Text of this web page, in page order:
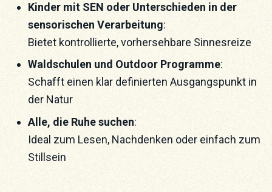
Kinder mit SEN oder Unterschieden in der
sensorischen Verarbeitung:
Bietet kontrollierte, vorhersehbare Sinnesreize
Waldschulen und Outdoor Programme:
Schafft einen klar definierten Ausgangspunkt in
der Natur
Alle, die Ruhe suchen:
Ideal zum Lesen, Nachdenken oder einfach zum
Stillsein